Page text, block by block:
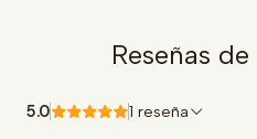
Reseñas
5.0 1 reseña